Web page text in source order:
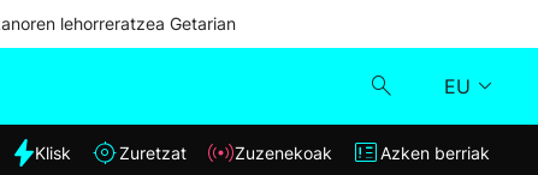
lehorreratzea Getarian
EU
Klisk
Klisk Zuretzat Zuzenekoak Azken berriak